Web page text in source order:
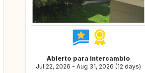
Abierto para intercambio
Jul 22, 2026 - Aug 31, 2026 (12 days)